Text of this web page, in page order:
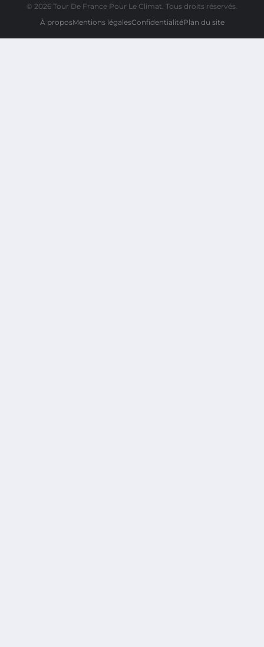
© 2026 Tour De France Pour Le Climat. Tous droits réservés.
À proposMentions légalesConfidentialitéPlan du site